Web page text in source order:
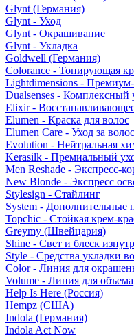
Glynt (Германия)
Glynt - Уход
Glynt - Окрашивание
Glynt - Укладка
Goldwell (Германия)
Colorance - Тонирующая
Lightdimensions - Премиум-
Dualsenses - Комплексный
Elixir -
Elumen - Краска для волос
Elumen Care - Уход за
Evolution - Нейтральная
Kerasilk - Премиальный
Men Reshade - Экспресс-
New Blonde - Экспресс
Stylesign - Стайлинг
System - Дополнительные
Topchic - Стойкая крем-
Greymy (Швейцария)
Shine - Свет и блеск
Style - Средства укладки
Color - Линия для
Volume - Линия для
Help Is Here (Россия)
Hempz (США)
Indola (Германия)
Indola Act Now